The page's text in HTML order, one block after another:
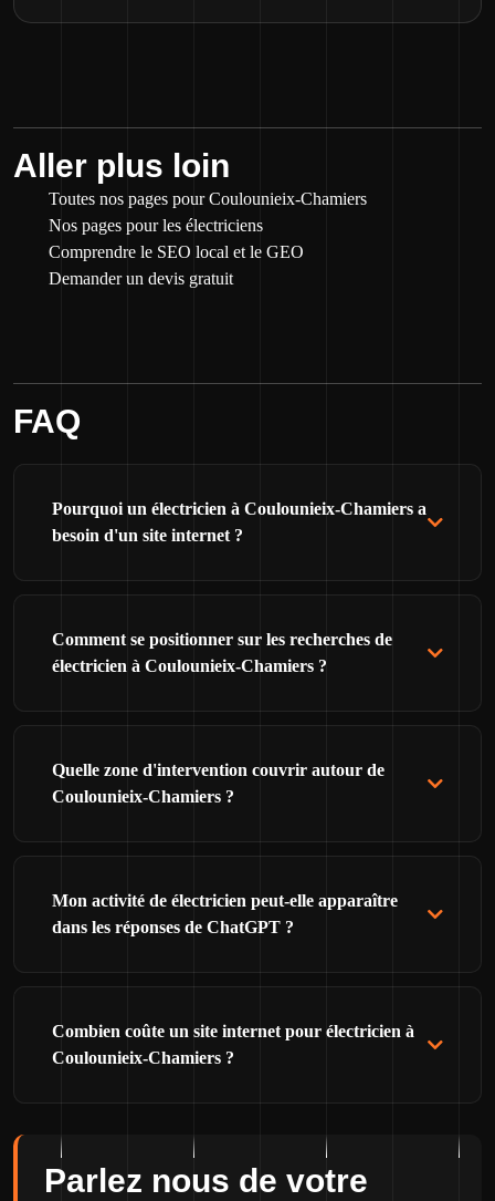
Aller plus loin
Toutes nos pages pour Coulounieix-Chamiers
Nos pages pour les électriciens
Comprendre le SEO local et le GEO
Demander un devis gratuit
FAQ
Pourquoi un électricien à Coulounieix-Chamiers a
besoin d'un site internet ?
Comment se positionner sur les recherches de
électricien à Coulounieix-Chamiers ?
Quelle zone d'intervention couvrir autour de
Coulounieix-Chamiers ?
Mon activité de électricien peut-elle apparaître
dans les réponses de ChatGPT ?
Combien coûte un site internet pour électricien à
Coulounieix-Chamiers ?
Parlez nous de votre